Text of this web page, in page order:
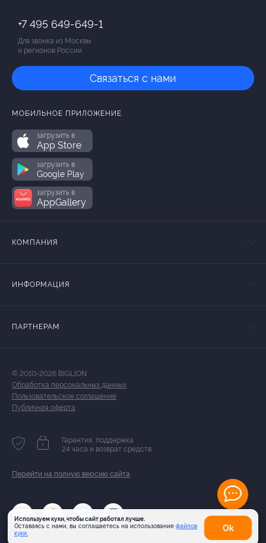
Используем куки, чтобы сайт работал лучше.
Оставаясь с нами, вы соглашаетесь на использование файлов
куки.
Оk
+7 495 649-649-1
Для звонка из Москвы
и регионов России
Связаться с нами
МОБИЛЬНОЕ ПРИЛОЖЕНИЕ
загрузить в
App Store
загрузить в
Google Play
загрузить в
AppGallery
КОМПАНИЯ
ИНФОРМАЦИЯ
ПАРТНЕРАМ
© 2010-2026 BIGLION
Обработка персональных данных
Пользовательское соглашение
Публичная оферта
Гарантия, поддержка
24 часа и возврат средств
Перейти на полную версию сайта